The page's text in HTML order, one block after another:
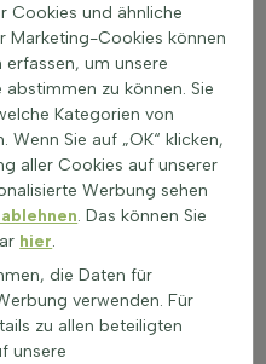
ist winterhart.
die einen wunderbaren
sie ein Kommen und
Insekten.
Sie wächst und blüht
beschneiden, aber
es einmal im Jahr tun.
hat wenig oder keine
und Schädlingen.
für Sie? Dann
am besten
Cookies und ähnliche
Marketing-Cookies können
um unsere
zu können. Sie
Kategorien von
Wenn Sie auf „OK“ klicken,
aller Cookies auf unserer
Werbung sehen
. Das können Sie
hier.
die Daten für
verwenden. Für
zu allen beteiligten
unsere